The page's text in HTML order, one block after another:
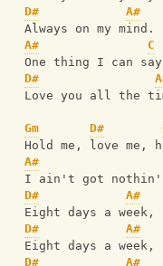
D#
A#
Always on my mind.
A#
C
One thing I can
D#
Love you all the
Gm D#
Hold me,
A#
I ain't got
D#
A#
Eight days a week,
D#
A#
Eight days a week,
D#
A#